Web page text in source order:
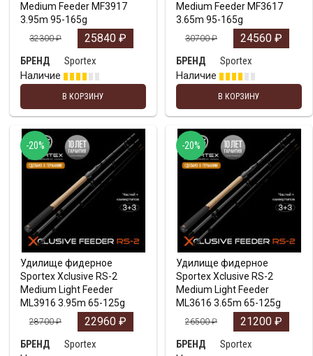
Medium Feeder MF3917
3.95m 95-165g
32300₽ 25840 ₽
БРЕНД
Sportex
Наличие
В КОРЗИНУ
Medium Feeder MF3617
3.65m 95-165g
30700₽ 24560 ₽
БРЕНД
Sportex
Наличие
В КОРЗИНУ
Удилище фидерное
Sportex Xclusive RS-2
Medium Light Feeder
ML3916 3.95m 65-125g
28700₽ 22960 ₽
БРЕНД
Sportex
-20%
Удилище фидерное
Sportex Xclusive RS-2
Medium Light Feeder
ML3616 3.65m 65-125g
26500₽ 21200 ₽
БРЕНД
Sportex
-20%